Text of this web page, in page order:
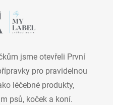
jsme otevřeli První
pro pravidelnou
léčebné produkty,
psů, koček a koní.